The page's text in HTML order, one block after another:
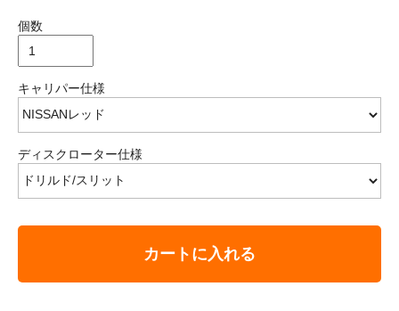
個数
キャリパー仕様
ディスクローター仕様
カートに入れる